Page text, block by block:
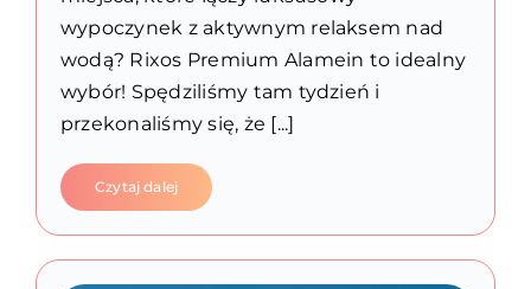
wypoczynek z aktywnym relaksem nad
wodą? Rixos Premium Alamein to idealny
wybór! Spędziliśmy tam tydzień i
przekonaliśmy się, że [...]
Czytaj dalej